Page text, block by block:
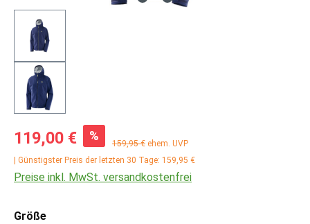
Verkaufspreis:
119,00 € % Regulärer Preis:
159,95 € ehem. UVP
| Günstigster Preis der letzten 30 Tage: 159,95 €
Preise inkl. MwSt. versandkostenfrei
Größeauswählen